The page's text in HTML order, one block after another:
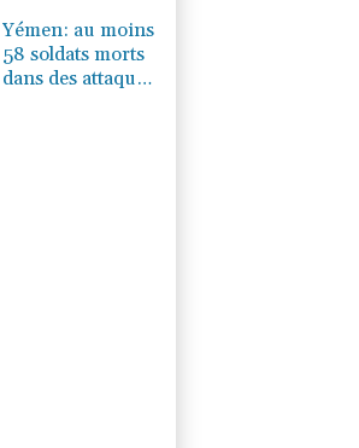
privée
Yémen: au moins
58 soldats morts
dans des attaques